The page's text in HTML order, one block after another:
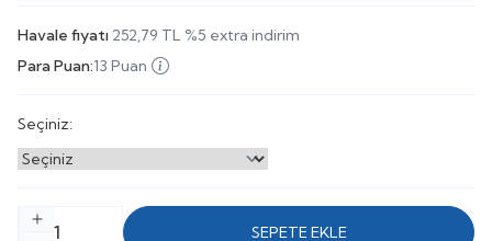
Havale fiyatı 252,79 TL %5 extra indirim
Para Puan:13 Puan
Seçiniz:
SEPETE EKLE